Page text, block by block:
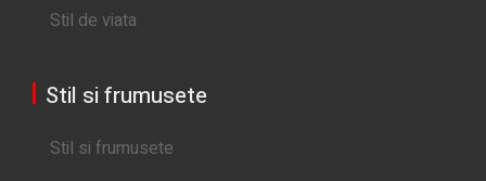
Stil de viata
Stil si frumusete
Stil si frumusete